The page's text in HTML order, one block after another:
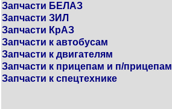
Запчасти БЕЛАЗ
Запчасти ЗИЛ
Запчасти КрАЗ
Запчасти к автобусам
Запчасти к двигателям
Запчасти к прицепам и п/прицепам
Запчасти к спецтехнике